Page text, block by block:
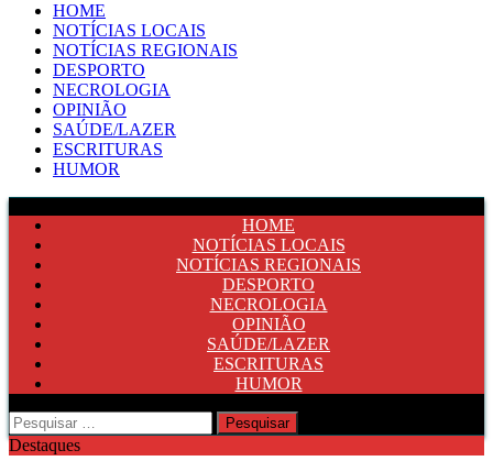
HOME
NOTÍCIAS LOCAIS
NOTÍCIAS REGIONAIS
DESPORTO
NECROLOGIA
OPINIÃO
SAÚDE/LAZER
ESCRITURAS
HUMOR
HOME
NOTÍCIAS LOCAIS
NOTÍCIAS REGIONAIS
DESPORTO
NECROLOGIA
OPINIÃO
SAÚDE/LAZER
ESCRITURAS
HUMOR
Pesquisar
por:
Destaques